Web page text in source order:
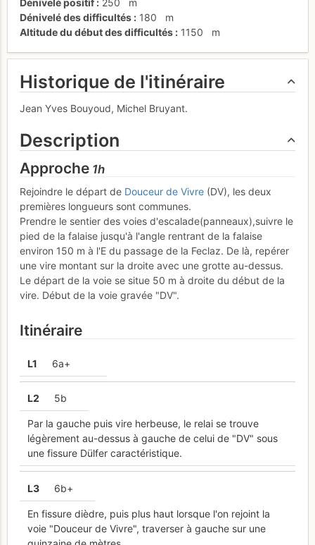
Dénivelé positif
250
m
Dénivelé des difficultés
180
m
Altitude du début des difficultés
1150 m
Historique de l'itinéraire
Jean Yves Bouyoud, Michel Bruyant.
Description
Approche 1h
Rejoindre le départ de Douceur de Vivre (DV), les deux
premières longueurs sont communes.
Prendre le sentier des voies d'escalade(panneaux),suivre le
pied de la falaise jusqu'à l'angle rentrant de la falaise
environ 150 m à l'E du passage de la Feclaz. De là, repérer
une vire montant sur la droite avec une grotte au-dessus.
Le départ de la voie se situe 50 m à droite du début de la
vire. Début de la voie gravée "DV".
Itinéraire
L1 6a+
L2 5b
Par la gauche puis vire herbeuse, le relai se trouve
légèrement au-dessus à gauche de celui de "DV" sous
une fissure Dülfer caractéristique.
L3 6b+
En fissure dièdre, puis plus haut lorsque l'on rejoint la
voie "Douceur de Vivre", traverser à gauche sur une